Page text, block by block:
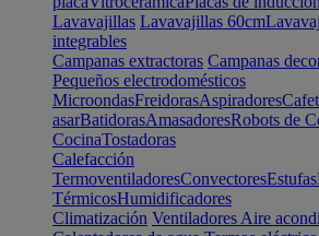
Lavavajillas Lavavajillas 60cm
integrables
Campanas extractoras Campanas
Pequeños electrodomésticos
MicroondasFreidorasAspiradores
asarBatidorasAmasadoresRobots de
CocinaTostadoras
Calefacción
TermoventiladoresConvectoresEstufas
TérmicosHumidificadores
Climatización Ventiladores Aire